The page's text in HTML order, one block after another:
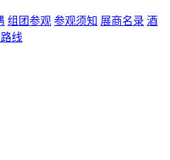
组团参观 参观须知 展商名录 酒
线